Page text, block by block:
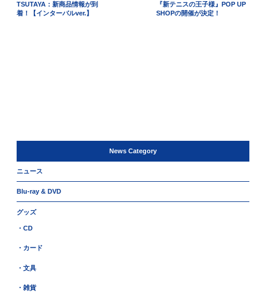
TSUTAYA：新商品情報が到
着！【インターバルver.】
『新テニスの王子様』POP UP
SHOPの開催が決定！
News Category
ニュース
Blu-ray & DVD
グッズ
・CD
・カード
・文具
・雑貨